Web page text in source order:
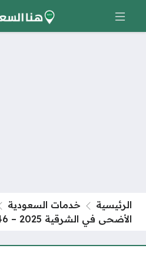
الرئيسية خدمات السعودية
الأضحى في الشرقية 2025 – 1446